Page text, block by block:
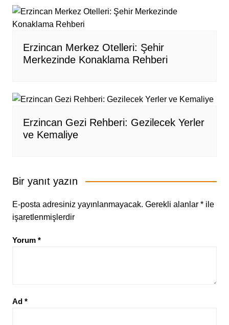
Erzincan Merkez Otelleri: Şehir
Merkezinde Konaklama Rehberi
Erzincan Gezi Rehberi: Gezilecek Yerler
ve Kemaliye
Bir yanıt yazın
E-posta adresiniz yayınlanmayacak. Gerekli alanlar *ile
işaretlenmişlerdir
Yorum *
Ad *